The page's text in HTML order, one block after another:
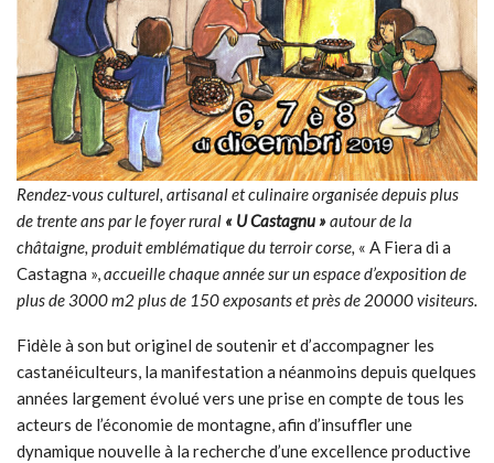
Rendez-vous culturel, artisanal et culinaire organisée depuis plus
de trente ans par le foyer rural « U Castagnu »autour de la
châtaigne, produit emblématique du terroir corse, « A Fiera di a
Castagna »,accueille chaque année sur un espace d’exposition de
plus de 3000 m2 plus de 150 exposants et près de 20000 visiteurs.
Fidèle à son but originel de soutenir et d’accompagner les
castanéiculteurs, la manifestation a néanmoins depuis quelques
années largement évolué vers une prise en compte de tous les
acteurs de l’économie de montagne, afin d’insuffler une
dynamique nouvelle à la recherche d’une excellence productive